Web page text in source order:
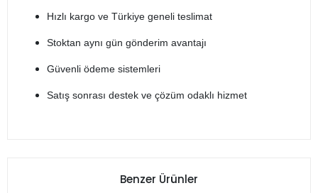
Hızlı kargo ve Türkiye geneli teslimat
Stoktan aynı gün gönderim avantajı
Güvenli ödeme sistemleri
Satış sonrası destek ve çözüm odaklı hizmet
Benzer Ürünler